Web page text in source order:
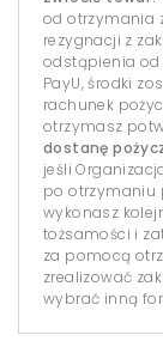
od otrzymania
rezygnacji z
odstąpienia od
PayU, środki
rachunek
otrzymasz
dostanę
jeśli
po otrzymaniu
wykonasz
tożsamości i
za pomocą
zrealizować
wybrać inną